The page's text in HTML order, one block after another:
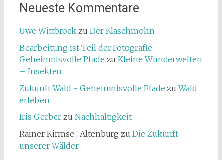
Neueste Kommentare
Uwe Wittbrockzu Der Klaschmohn
Bearbeitung ist Teil der Fotografie -
Geheimnisvolle Pfade zu Kleine Wunderwelten
– Insekten
Zukunft Wald - Geheimnisvolle Pfade zuWald
erleben
Iris Gerberzu Nachhaltigkeit
Rainer Kirmse , Altenburg zu Die Zukunft
unserer Wälder